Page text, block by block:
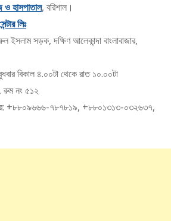
ও হাসপাতাল, বরিশাল।
লিঃ
ইসলাম সড়ক, দক্ষিণ আলেকান্দা বাংলাবাজার,
বিকাল ৪.০০টা থেকে রাত ১০.০০টা
রুম নং ৫১২
+৮৮০৯৬৬৬-৭৮৭৮১৯, +৮৮০১৩১৩-০৩২৬৩৭,